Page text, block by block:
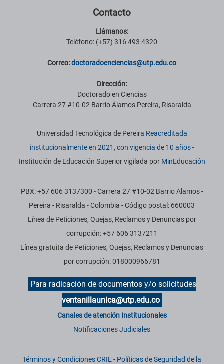
Contacto
Llámanos:
Teléfono: (+57) 316 493 4320
Correo:doctoradoenciencias@utp.edu.co
Dirección:
Doctorado en Ciencias
Carrera 27 #10-02 Barrio Álamos Pereira, Risaralda
Información institucional
Universidad Tecnológica de Pereira Reacreditada
institucionalmente en 2021, con vigencia de 10 años-
Institución de Educación Superior vigilada por MinEducación
PBX: +57 606 3137300 - Carrera 27 #10-02 Barrio Alamos -
Pereira - Risaralda - Colombia - Código postal: 660003
Línea de Peticiones, Quejas, Reclamos y Denuncias por
corrupción: +57 606 3137211
Línea gratuita de Peticiones, Quejas, Reclamos y Denuncias
por corrupción: 018000966781
Para radicación de documentos y/o solicitudes
ventanillaunica@utp.edu.co
Canales de atención Institucionales
Notificaciones Judiciales
Términos y Condiciones CRIE- Políticas de Seguridad de la